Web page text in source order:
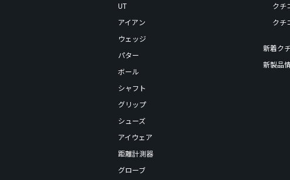
UT
アイアン
ウェッジ
パター
ボール
シャフト
グリップ
シューズ
アイウェア
距離計測器
グローブ
クチ
クチ
新着ク
新製品